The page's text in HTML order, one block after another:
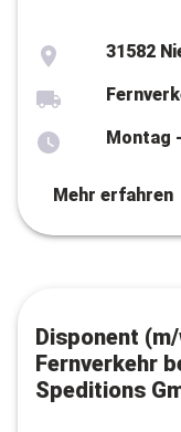
31582
Montag
Mehr erfahren
Disponent
Fernverkehr
Speditions